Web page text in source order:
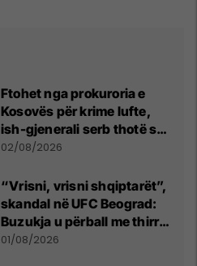
Ftohet nga prokuroria e
Kosovës për krime lufte,
ish-gjenerali serb thotë se
dikush e tradhtoi në
02/08/2026
“Vrisni, vrisni shqiptarët”,
skandal në UFC Beograd:
Buzukja u përball me thirrje
anti-shqiptare nga
01/08/2026